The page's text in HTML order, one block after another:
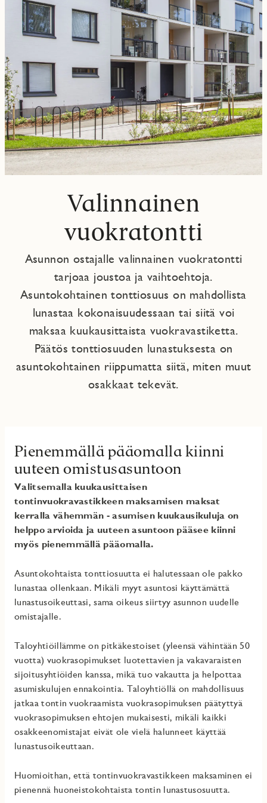
Valinnainen
vuokratontti
Asunnon ostajalle valinnainen vuokratontti
tarjoaa joustoa ja vaihtoehtoja.
Asuntokohtainen tonttiosuus on mahdollista
lunastaa kokonaisuudessaan tai siitä voi
maksaa kuukausittaista vuokravastiketta.
Päätös tonttiosuuden lunastuksesta on
asuntokohtainen riippumatta siitä, miten muut
osakkaat tekevät.
Pienemmällä pääomalla kiinni
uuteen omistusasuntoon
Valitsemalla kuukausittaisen
tontinvuokravastikkeen maksamisen maksat
kerralla vähemmän - asumisen kuukausikuluja on
helppo arvioida ja uuteen asuntoon pääsee kiinni
myös pienemmällä pääomalla.
Asuntokohtaista tonttiosuutta ei halutessaan ole pakko
lunastaa ollenkaan. Mikäli myyt asuntosi käyttämättä
lunastusoikeuttasi, sama oikeus siirtyy asunnon uudelle
omistajalle.
Taloyhtiöillämme on pitkäkestoiset (yleensä vähintään 50
vuotta) vuokrasopimukset luotettavien ja vakavaraisten
sijoitusyhtiöiden kanssa, mikä tuo vakautta ja helpottaa
asumiskulujen ennakointia. Taloyhtiöllä on mahdollisuus
jatkaa tontin vuokraamista vuokrasopimuksen päätyttyä
vuokrasopimuksen ehtojen mukaisesti, mikäli kaikki
osakkeenomistajat eivät ole vielä halunneet käyttää
lunastusoikeuttaan.
Huomioithan, että tontinvuokravastikkeen maksaminen ei
pienennä huoneistokohtaista tontin lunastusosuutta.